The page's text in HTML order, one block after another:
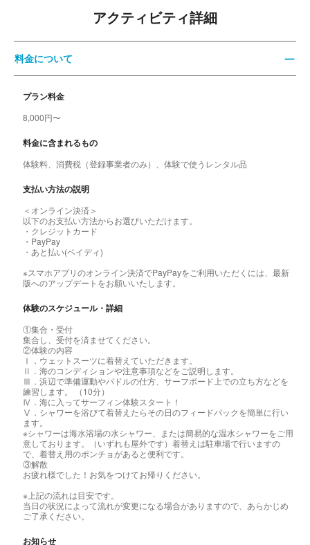
アクティビティ詳細
料金について
プラン料金
8,000円〜
料金に含まれるもの
体験料、消費税（登録事業者のみ）、体験で使うレンタル品
支払い方法の説明
＜オンライン決済＞
以下のお支払い方法からお選びいただけます。
・クレジットカード
・PayPay
・あと払い(ペイディ)
※スマホアプリのオンライン決済でPayPayをご利用いただくには、最新
版へのアップデートをお願いいたします。
体験のスケジュール・詳細
①集合・受付
集合し、受付を済ませてください。
②体験の内容
Ⅰ．ウェットスーツに着替えていただきます。
Ⅱ．海のコンディションや注意事項などをご説明します。
Ⅲ．浜辺で準備運動やパドルの仕方、サーフボード上での立ち方などを
練習します。 （10分）
Ⅳ．海に入ってサーフィン体験スタート！
Ⅴ．シャワーを浴びて着替えたらその日のフィードバックを簡単に行い
ます。
※シャワーは海水浴場の水シャワー、または簡易的な温水シャワーをご用
意しております。（いずれも屋外です）着替えは駐車場で行いますの
で、着替え用のポンチョがあると便利です。
③解散
お疲れ様でした！お気をつけてお帰りください。
※上記の流れは目安です。
当日の状況によって流れが変更になる場合がありますので、あらかじめ
ご了承ください。
お知らせ